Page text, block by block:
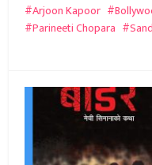
Arjoon Kapoor
Parineeti Chopara